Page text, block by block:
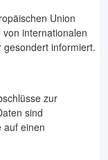
Union
internationalen
informiert.
zur
sind
auf einen